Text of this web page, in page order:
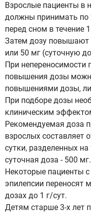
Взрослые пациенты в
должны принимать по
перед сном в течение
Затем дозу повышают
или 50 мг (суточную
При непереносимости
повышения дозы
повышениями дозы,
При подборе дозы
клиническим
Рекомендуемая доза
взрослых составляет
сутки, разделенных
суточная доза - 500 мг.
Некоторые пациенты
эпилепсии переносят
дозах до 1 г/сут.
Детям старше 3-х лет